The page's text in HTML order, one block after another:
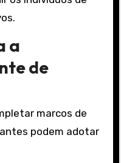
a
de
marcos de
podem adotar